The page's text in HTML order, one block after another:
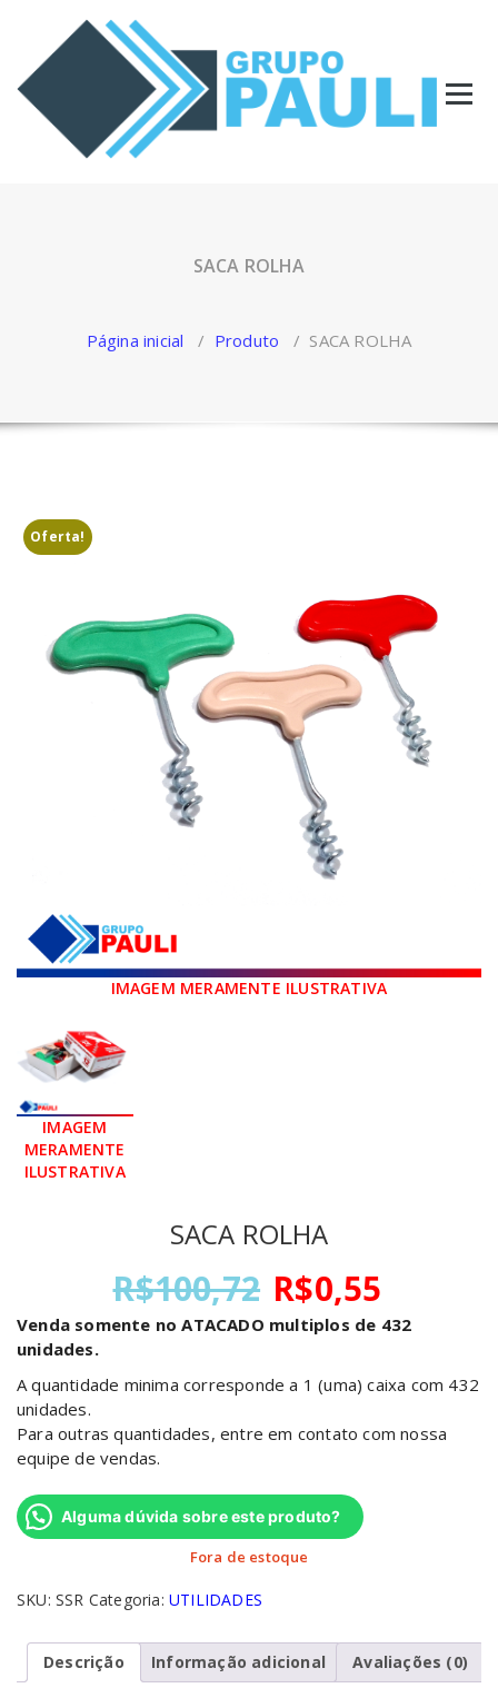
conteúdo
SACA ROLHA
Página inicial / Produto / SACA ROLHA
Oferta!
SACA ROLHA
R$100,72 O
preço
original
R$100,72.
R$0,55
preço
atual
Venda somente no ATACADO multiplos de 432
unidades.
A quantidade minima corresponde a 1 (uma) caixa com 432
unidades.
Para outras quantidades, entre em contato com nossa
equipe de vendas.
Alguma dúvida sobre este produto?
Fora de estoque
SKU: SSR Categoria:UTILIDADES
Descrição Informação adicional Avaliações (0)